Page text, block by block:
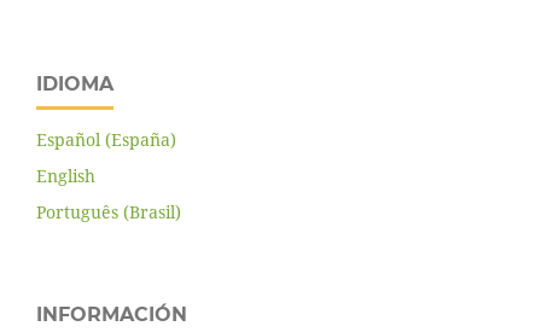
IDIOMA
Español (España)
English
Português (Brasil)
INFORMACIÓN